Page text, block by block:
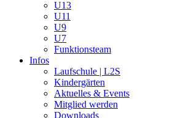
U13
U11
U9
U7
Funktionsteam
Infos
Laufschule | L2S
Kindergärten
Aktuelles & Events
Mitglied werden
Downloads